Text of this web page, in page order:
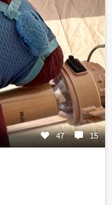
47 15